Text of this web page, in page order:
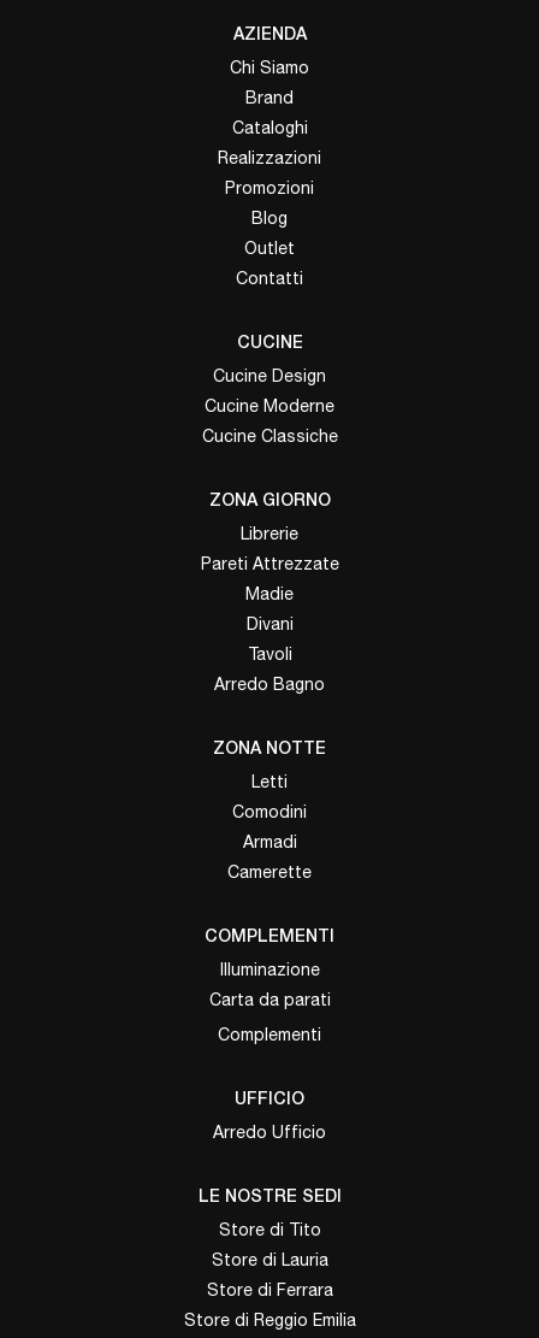
AZIENDA
Chi Siamo
Brand
Cataloghi
Realizzazioni
Promozioni
Blog
Outlet
Contatti
CUCINE
Cucine Design
Cucine Moderne
Cucine Classiche
ZONA GIORNO
Librerie
Pareti Attrezzate
Madie
Divani
Tavoli
Arredo Bagno
ZONA NOTTE
Letti
Comodini
Armadi
Camerette
COMPLEMENTI
Illuminazione
Carta da parati
Complementi
UFFICIO
Arredo Ufficio
LE NOSTRE SEDI
Store di Tito
Store di Lauria
Store di Ferrara
Store di Reggio Emilia